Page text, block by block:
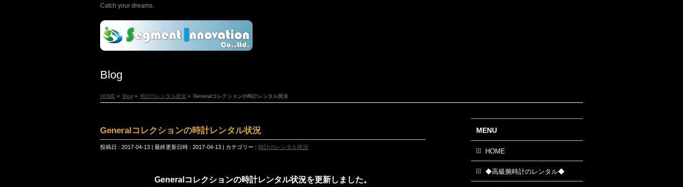
Catch your dreams.
Blog
HOME » Blog » 時計のレンタル状況 » Generalコレクションの時計レンタル状況
Generalコレクションの時計レンタル状況
投稿日 : 2017-04-13 最終更新日時 : 2017-04-13 カテゴリー : 時計のレンタル状況
Generalコレクションの時計レンタル状況を更新しました。
MENU
HOME
◆高級腕時計のレンタル◆